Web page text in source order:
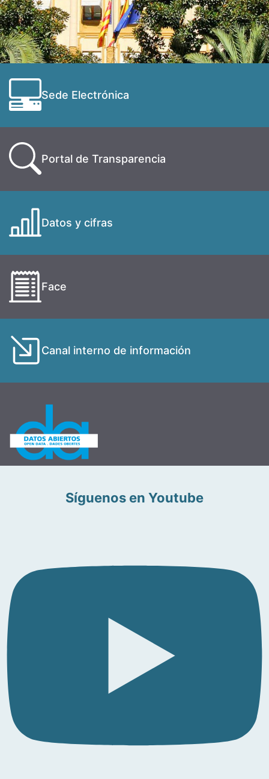
Sede Electrónica
Portal de Transparencia
Datos y cifras
Face
Canal interno de información
Síguenos en Youtube